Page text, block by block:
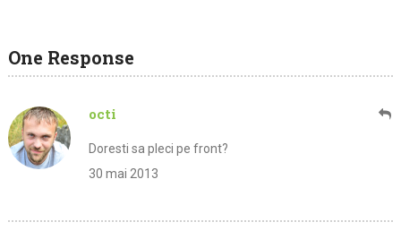
One Response
octi
Doresti sa pleci pe front?
30 mai 2013